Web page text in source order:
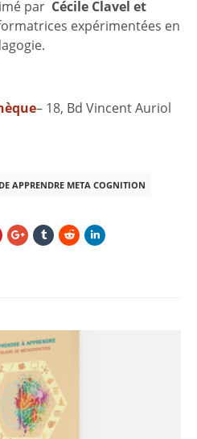
par Cécile Clavel et
expérimentées en
– 18, Bd Vincent Auriol
APPRENDRE META COGNITION